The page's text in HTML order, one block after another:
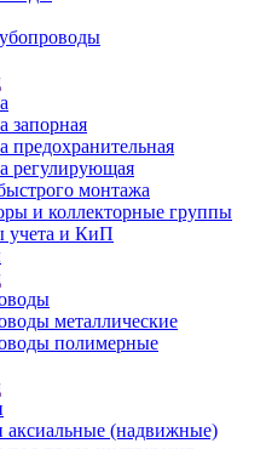
запорная
предохранительная
регулирующая
монтажа
и коллекторные группы
учета и КиП
металлические
полимерные
(надвижные)